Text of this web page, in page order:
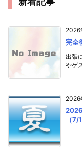
2026
完全
出張
やゲ
2026
（7/